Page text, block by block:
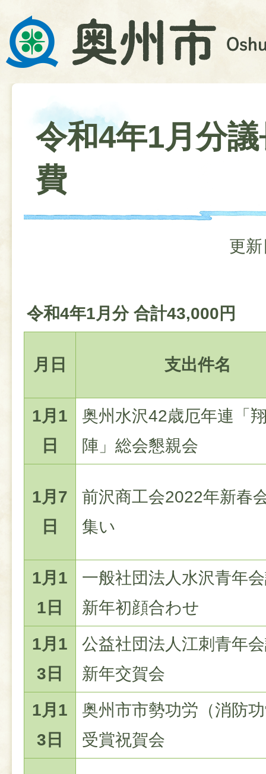
令和4年1月分
費
更
令和4年1月分 合計43,000円
月日 支出件名
1月1
日
奥州水沢42歳厄年連「
陣」総会懇親会
1月7
日
前沢商工会2022年新春
集い
1月1
1日
一般社団法人水沢青年
新年初顔合わせ
1月1
3日
公益社団法人江刺青年
新年交賀会
1月1
3日
奥州市市勢功労（消防
受賞祝賀会